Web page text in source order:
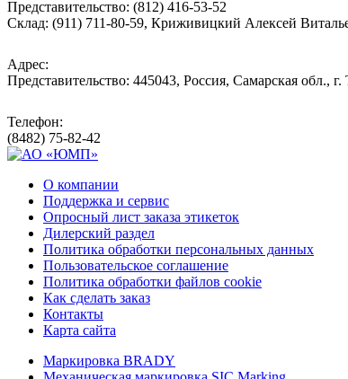
Представительство: (812) 416-53-52
Склад: (911) 711-80-59, Криживицкий Алексей
Адрес:
Представительство: 445043, Россия, Самарская обл.,
Телефон:
(8482) 75-82-42
О компании
Поддержка и сервис
Опросный лист заказа этикеток
Дилерский раздел
Политика обработки персональных данных
Пользовательское соглашение
Политика обработки файлов cookie
Как сделать заказ
Контакты
Карта сайта
Маркировка BRADY